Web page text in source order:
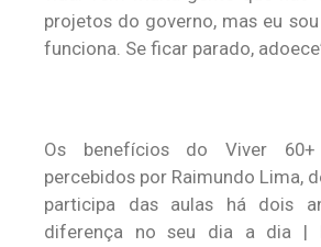
projetos do governo, mas eu
funciona. Se ficar parado,
Os benefícios do Viver
percebidos por Raimundo Lima,
participa das aulas há dois
diferença no seu dia a dia |